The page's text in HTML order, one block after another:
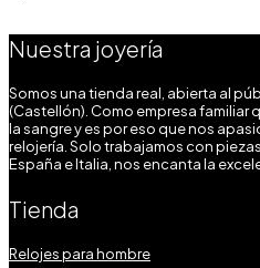
Nuestra joyería
Somos una tienda real, abierta al
(Castellón). Como empresa familiar
la sangre y es por eso que nos
relojería. Solo trabajamos con
España e Italia, nos encanta la
Tienda
Relojes para hombre